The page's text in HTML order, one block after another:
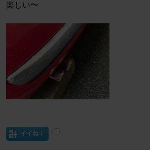
楽しい〜
イイね！